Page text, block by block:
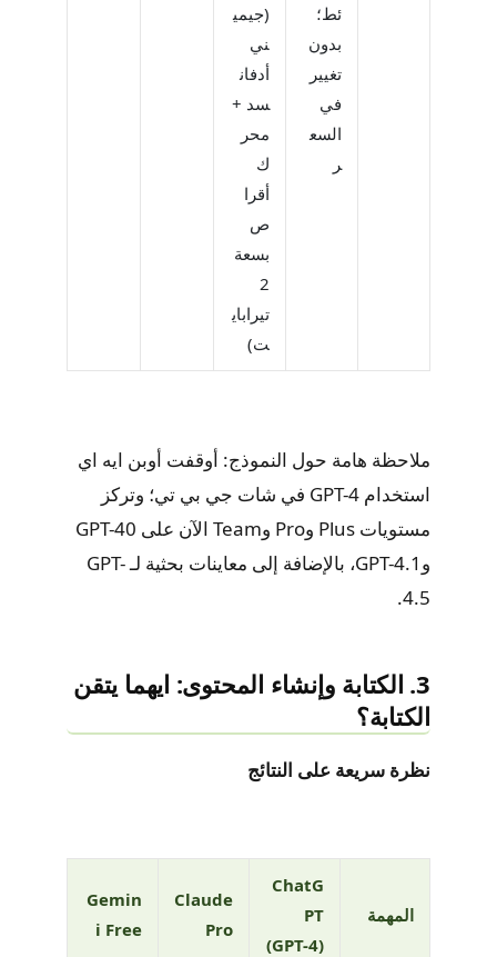
ئط؛
بدون
تغيير
في
السع
ر
(جيمي
ني
أدفان
سد +
محر
ك
أقرا
ص
بسعة
2
تيراباي
ت)
ملاحظة هامة حول النموذج: أوقفت أوبن ايه اي
استخدام GPT-4 في شات جي بي تي؛ وتركز
مستويات Plus وPro وTeam الآن على GPT-40
وGPT-4.1، بالإضافة إلى معاينات بحثية لـ GPT-
4.5.
3. الكتابة وإنشاء المحتوى: ايهما يتقن
الكتابة؟
نظرة سريعة على النتائج
المهمة
ChatG
PT
(GPT-4)
Claude
Pro
Gemin
i Free